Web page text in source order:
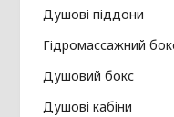
Душові піддони
Гідромассажний
Душовий бокс
Душові кабіни